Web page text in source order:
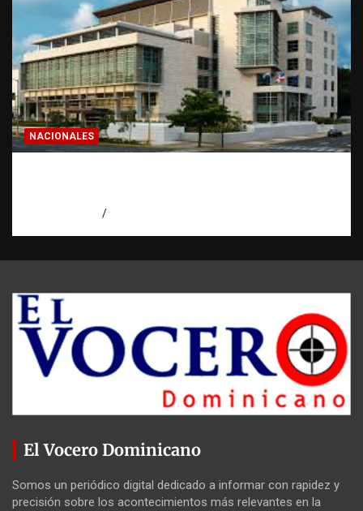
NACIONALES
El Vocero Dominicano
Somos un periódico digital dedicado a informar con rapidez y
precisión sobre los acontecimientos más relevantes en la